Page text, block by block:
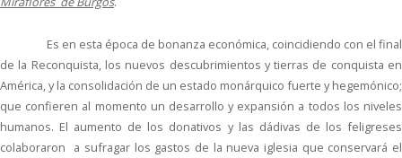
Es en esta época de bonanza económica, coincidiendo con el final
de la Reconquista, los nuevos descubrimientos y tierras de conquista en
América, y la consolidación de un estado monárquico fuerte y hegemónico;
que confieren al momento un desarrollo y expansión a todos los niveles
humanos. El aumento de los donativos y las dádivas de los feligreses
colaboraron a sufragar los gastos de la nueva iglesia que conservará el